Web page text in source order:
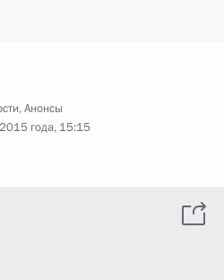
,Анонсы
года, 15:15